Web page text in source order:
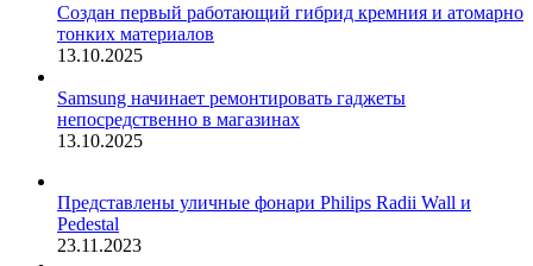
Создан первый работающий гибрид кремния и атомарно
тонких материалов
13.10.2025
Samsung начинает ремонтировать гаджеты
непосредственно в магазинах
13.10.2025
Представлены уличные фонари Philips Radii Wall и
Pedestal
23.11.2023